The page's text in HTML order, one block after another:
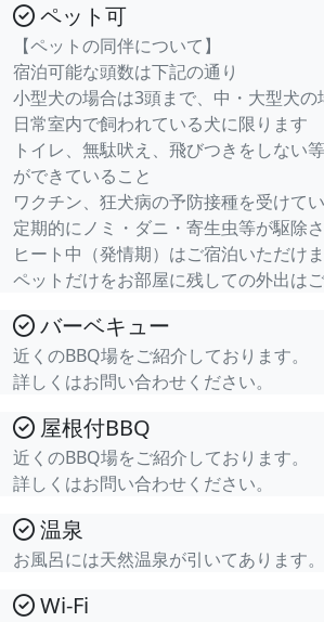
ペット可
【ペットの同伴について】
宿泊可能な頭数は下記の通り
小型犬の場合は3頭まで、中・大型犬
日常室内で飼われている犬に限ります
トイレ、無駄吠え、飛びつきをしない
ができていること
ワクチン、狂犬病の予防接種を受けて
定期的にノミ・ダニ・寄生虫等が駆除
ヒート中（発情期）はご宿泊いただけ
ペットだけをお部屋に残しての外出は
バーベキュー
近くのBBQ場をご紹介しております。
詳しくはお問い合わせください。
屋根付BBQ
近くのBBQ場をご紹介しております。
詳しくはお問い合わせください。
温泉
お風呂には天然温泉が引いてあります。
Wi-Fi